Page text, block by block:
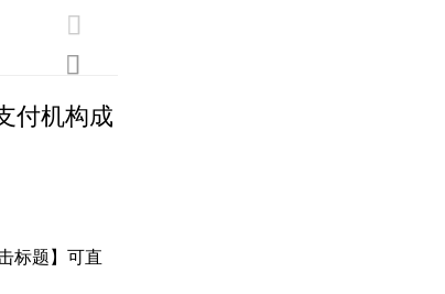


付机构成
标题】可直